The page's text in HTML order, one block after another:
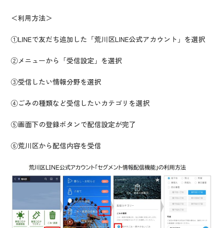
＜利用方法＞
①LINEで友だち追加した「荒川区LINE公式アカウント」を選択
②メニューから「受信設定」を選択
③受信したい情報分野を選択
④ごみの種類など受信したいカテゴリを選択
⑤画面下の登録ボタンで配信設定が完了
⑥荒川区から配信内容を受信